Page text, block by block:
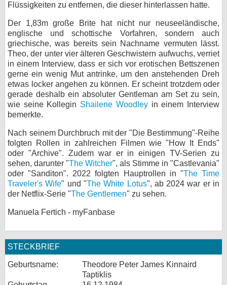
Flüssigkeiten zu entfernen, die dieser hinterlassen hatte.
Der 1,83m große Brite hat nicht nur neuseeländische,
englische und schottische Vorfahren, sondern auch
griechische, was bereits sein Nachname vermuten lässt.
Theo, der unter vier älteren Geschwistern aufwuchs, verriet
in einem Interview, dass er sich vor erotischen Bettszenen
gerne ein wenig Mut antrinke, um den anstehenden Dreh
etwas locker angehen zu können. Er scheint trotzdem oder
gerade deshalb ein absoluter Gentleman am Set zu sein,
wie seine Kollegin Shailene Woodleyin einem Interview
bemerkte.
Nach seinem Durchbruch mit der "Die Bestimmung"-Reihe
folgten Rollen in zahlreichen Filmen wie "How It Ends"
oder "Archive". Zudem war er in einigen TV-Serien zu
sehen, darunter "The Witcher", als Stimme in "Castlevania"
oder "Sanditon". 2022 folgten Hauptrollen in "The Time
Traveler's Wife" und "The White Lotus", ab 2024 war er in
der Netflix-Serie "The Gentlemen" zu sehen.
Manuela Fertich - myFanbase
STECKBRIEF
Geburtsname:
Theodore Peter James Kinnaird
Taptiklis
myFanbase